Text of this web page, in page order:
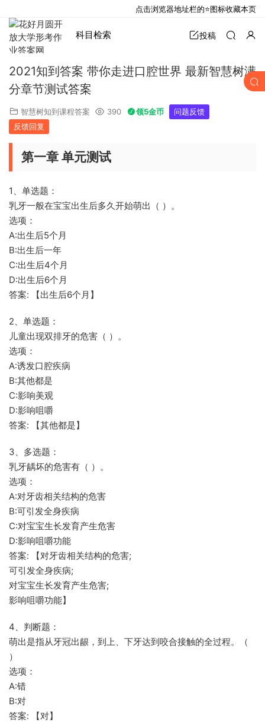
科目检索 投稿
2021知到答案 带你走进口腔世界 最新智慧树满
分章节测试答案
智慧树知到课程答案 390 领5金币
问题反馈
反馈回复
第一章 单元测试
1、单选题：
乳牙一般在宝宝出生后多久开始萌出（ ）。
选项：
A:出生后5个月
B:出生后一年
C:出生后4个月
D:出生后6个月
答案: 【出生后6个月】
2、单选题：
儿童出现双排牙的危害（ ）。
选项：
A:诱发口腔疾病
B:其他都是
C:影响美观
D:影响咀嚼
答案: 【其他都是】
3、多选题：
乳牙龋坏的危害有（ ）。
选项：
A:对牙齿相关结构的危害
B:可引发全身疾病
C:对宝宝生长发育产生危害
D:影响咀嚼功能
答案: 【对牙齿相关结构的危害;
可引发全身疾病;
对宝宝生长发育产生危害;
影响咀嚼功能】
4、判断题：
萌出是指从牙冠出龈，到上、下牙达到咬合接触的全过程。（
）
选项：
A:错
B:对
答案: 【对】
点击浏览器地址栏的⭐图标收藏本页